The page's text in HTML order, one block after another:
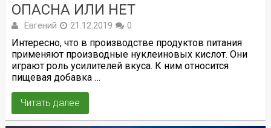
ОПАСНА ИЛИ НЕТ
Евгений 21.12.2019 0
Интересно, что в производстве продуктов питания
применяют производные нуклеиновых кислот. Они
играют роль усилителей вкуса. К ним относится
пищевая добавка …
Читать далее